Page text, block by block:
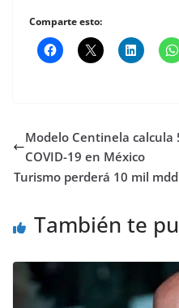
Comparte esto:
Modelo Centinela calcula
COVID-19 en México
Turismo perderá 10 mil
También te